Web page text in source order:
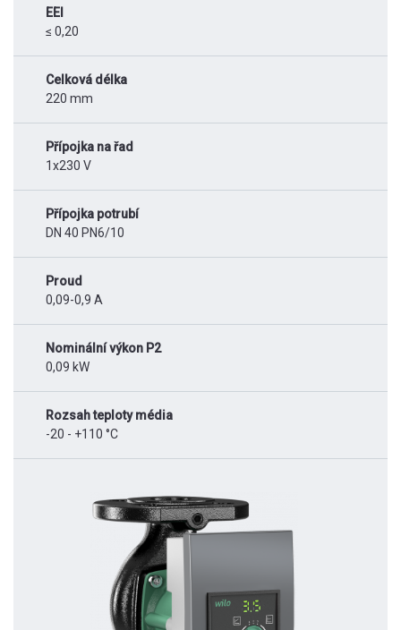
EEI
≤ 0,20
Celková délka
220 mm
Přípojka na řad
1x230 V
Přípojka potrubí
DN 40 PN6/10
Proud
0,09-0,9 A
Nominální výkon P2
0,09 kW
Rozsah teploty média
-20 - +110 °C